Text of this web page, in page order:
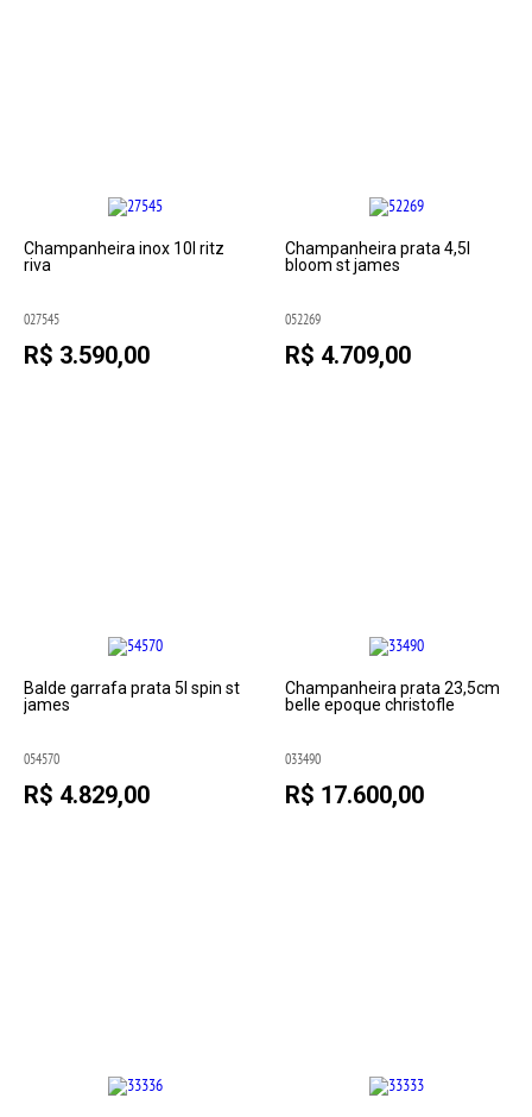
Champanheira inox 10l ritz
riva
027545
R$ 3.590,00
Champanheira prata 4,5l
bloom st james
052269
R$ 4.709,00
Balde garrafa prata 5l spin st
james
054570
R$ 4.829,00
Champanheira prata 23,5cm
belle epoque christofle
033490
R$ 17.600,00